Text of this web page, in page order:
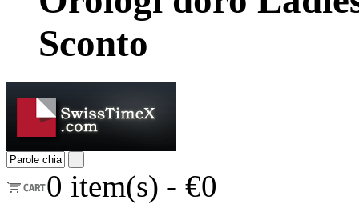
Sconto
0 item(s) - €0